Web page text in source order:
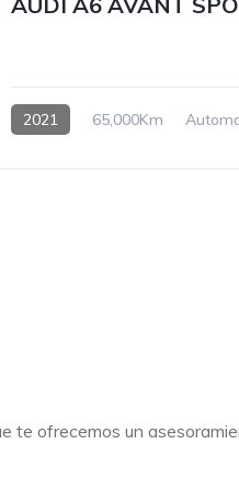
2021 65,000Km
te ofrecemos un